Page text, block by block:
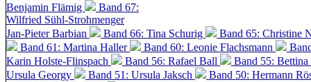
Benjamin Flämig
Band 67:
Wilfried Sühl-Strohmenger
Jan-Pieter Barbian
Band 66: Tina Schurig
Band 65: Christine
Band 61: Martina Haller
Band 60: Leonie Flachsmann
Karin Holste-Flinspach
Band 56: Rafael Ball
Band 55:
Ursula Georgy
Band 51: Ursula Jaksch Band 50: Hermann